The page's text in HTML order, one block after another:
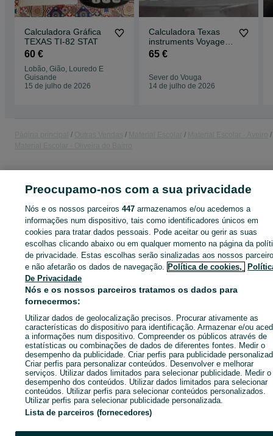
Calculadora Gráfica
TEXAS TI-82 STAT
60 €
Lobão, Gião, Louredo E
Guisande
15 de julho de 2026
Calculadora Texas
instruments Voyage
200
65 €
Sever do Vouga
14 de julho de 2026
ID:641667337 Cliques:
Entra na tua conta OLX ou cria uma nova para contactares
anunciante
Entrar ou criar conta
Ligar / SMS Enviar mensagem
Preocupamo-nos com a sua privacidade
Nós e os nossos parceiros447 armazenamos e/ou acedemos a
informações num dispositivo, tais como identificadores únicos em
cookies para tratar dados pessoais. Pode aceitar ou gerir as suas
escolhas clicando abaixo ou em qualquer momento na página da
de privacidade. Estas escolhas serão sinalizadas aos nossos
e não afetarão os dados de navegação. Política de cookies,
De Privacidade
Nós e os nossos parceiros tratamos os dados para
fornecermos:
Utilizar dados de geolocalização precisos. Procurar ativamente as
características do dispositivo para identificação. Armazenar e/ou
a informações num dispositivo. Compreender os públicos através de
estatísticas ou combinações de dados de diferentes fontes. Medir o
desempenho da publicidade. Criar perfis para publicidade
Criar perfis para personalizar conteúdos. Desenvolver e melhorar
serviços. Utilizar dados limitados para selecionar publicidade. Medir o
desempenho dos conteúdos. Utilizar dados limitados para selecionar
conteúdos. Utilizar perfis para selecionar conteúdos personalizados.
Utilizar perfis para selecionar publicidade personalizada.
Lista de parceiros (fornecedores)